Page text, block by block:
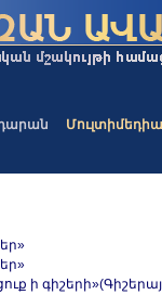
Մուլտիմեդիա
ի